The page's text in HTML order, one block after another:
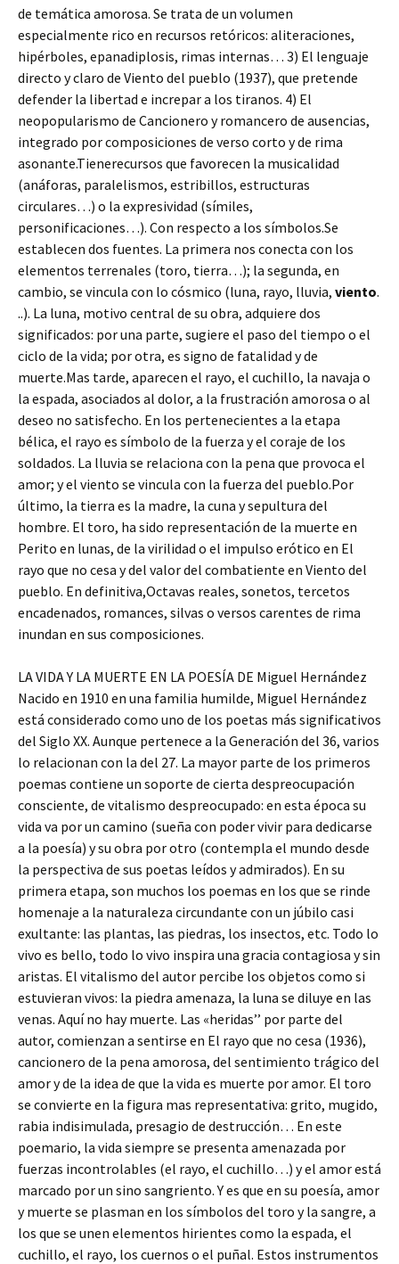
de temática amorosa. Se trata de un volumen
especialmente rico en recursos retóricos: aliteraciones,
hipérboles, epanadiplosis, rimas internas… 3) El lenguaje
directo y claro de Viento del pueblo (1937), que pretende
defender la libertad e increpar a los tiranos. 4) El
neopopularismo de Cancionero y romancero de ausencias,
integrado por composiciones de verso corto y de rima
asonante.Tienerecursos que favorecen la musicalidad
(anáforas, paralelismos, estribillos, estructuras
circulares…) o la expresividad (símiles,
personificaciones…). Con respecto a los símbolos.Se
establecen dos fuentes. La primera nos conecta con los
elementos terrenales (toro, tierra…); la segunda, en
cambio, se vincula con lo cósmico (luna, rayo, lluvia, viento.
..). La luna, motivo central de su obra, adquiere dos
significados: por una parte, sugiere el paso del tiempo o el
ciclo de la vida; por otra, es signo de fatalidad y de
muerte.Mas tarde, aparecen el rayo, el cuchillo, la navaja o
la espada, asociados al dolor, a la frustración amorosa o al
deseo no satisfecho. En los pertenecientes a la etapa
bélica, el rayo es símbolo de la fuerza y el coraje de los
soldados. La lluvia se relaciona con la pena que provoca el
amor; y el viento se vincula con la fuerza del pueblo.Por
último, la tierra es la madre, la cuna y sepultura del
hombre. El toro, ha sido representación de la muerte en
Perito en lunas, de la virilidad o el impulso erótico en El
rayo que no cesa y del valor del combatiente en Viento del
pueblo. En definitiva,Octavas reales, sonetos, tercetos
encadenados, romances, silvas o versos carentes de rima
inundan en sus composiciones.
LA VIDA Y LA MUERTE EN LA POESÍA DE Miguel Hernández
Nacido en 1910 en una familia humilde, Miguel Hernández
está considerado como uno de los poetas más significativos
del Siglo XX. Aunque pertenece a la Generación del 36, varios
lo relacionan con la del 27. La mayor parte de los primeros
poemas contiene un soporte de cierta despreocupación
consciente, de vitalismo despreocupado: en esta época su
vida va por un camino (sueña con poder vivir para dedicarse
a la poesía) y su obra por otro (contempla el mundo desde
la perspectiva de sus poetas leídos y admirados). En su
primera etapa, son muchos los poemas en los que se rinde
homenaje a la naturaleza circundante con un júbilo casi
exultante: las plantas, las piedras, los insectos, etc. Todo lo
vivo es bello, todo lo vivo inspira una gracia contagiosa y sin
aristas. El vitalismo del autor percibe los objetos como si
estuvieran vivos: la piedra amenaza, la luna se diluye en las
venas. Aquí no hay muerte. Las «heridas’’ por parte del
autor, comienzan a sentirse en El rayo que no cesa (1936),
cancionero de la pena amorosa, del sentimiento trágico del
amor y de la idea de que la vida es muerte por amor. El toro
se convierte en la figura mas representativa: grito, mugido,
rabia indisimulada, presagio de destrucción… En este
poemario, la vida siempre se presenta amenazada por
fuerzas incontrolables (el rayo, el cuchillo…) y el amor está
marcado por un sino sangriento. Y es que en su poesía, amor
y muerte se plasman en los símbolos del toro y la sangre, a
los que se unen elementos hirientes como la espada, el
cuchillo, el rayo, los cuernos o el puñal. Estos instrumentos